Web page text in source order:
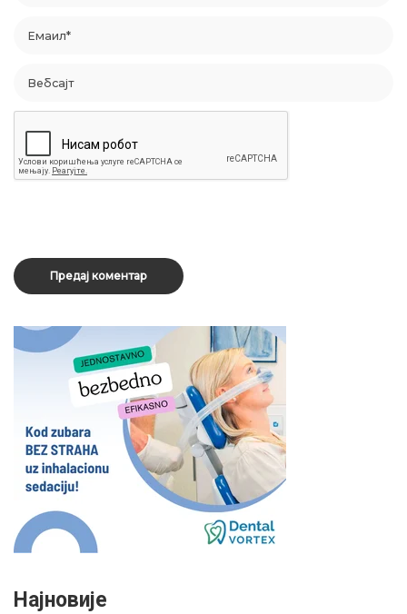
Најновије